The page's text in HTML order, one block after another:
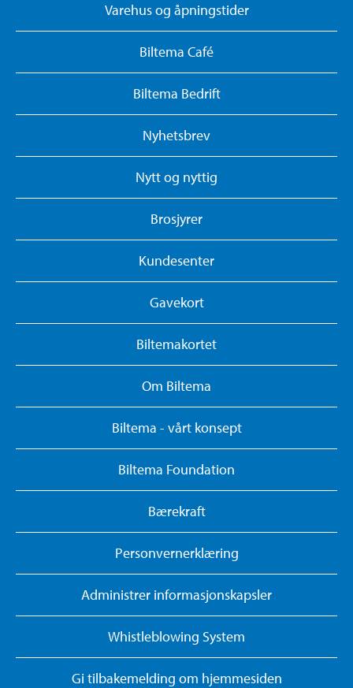
Varehus og åpningstider
Biltema Café
Biltema Bedrift
Nyhetsbrev
Nytt og nyttig
Brosjyrer
Kundesenter
Gavekort
Biltemakortet
Om Biltema
Biltema - vårt konsept
Biltema Foundation
Bærekraft
Personvernerklæring
Administrer informasjonskapsler
Whistleblowing System
Gi tilbakemelding om hjemmesiden